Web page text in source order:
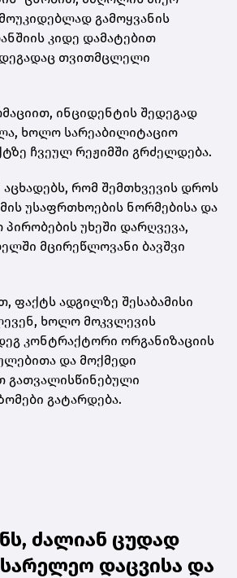
გამოყვანის
კიდე დამატებით
თვითმცლელი
ინციდენტის შედეგად
ხოლო სარეაბილიტაციო
ჩვეულ რეჟიმში გრძელდება.
აცხადებს, რომ შემთხვევის დროს
უსაფრთხოების ნორმებისა და
უხეში დარღვევა,
მცირეწლოვანი ბავშვი
ფაქტს ადგილზე შესაბამისი
ხოლო მოკვლევის
კონტრაქტორი ორგანიზაციის
და მოქმედი
გათვალისწინებული
გატარდება.
ძალიან ცუდად
სარელეო დაცვისა და